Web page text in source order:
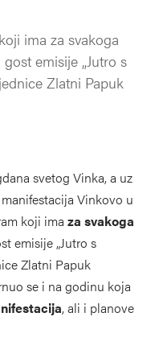
ima za svakoga
emisije „Jutro s
Zlatni Papuk
svetog Vinka, a uz
Vinkovo u
koji ima za svakoga
emisije „Jutro s
Zlatni Papuk
se i na godinu koja
, ali i planove